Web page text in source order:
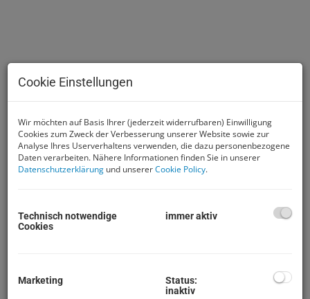
Diese helle und sehr freundliche Mietwohnung ist ab
Mai 2019 zu haben.
Abstellraum, Küche (möbliert), Loggia und einem
Cookie Einstellungen
Wir möchten auf Basis Ihrer (jederzeit widerrufbaren) Einwilligung
Cookies zum Zweck der Verbesserung unserer Website sowie zur
Analyse Ihres Userverhaltens verwenden, die dazu personenbezogene
Daten verarbeiten. Nähere Informationen finden Sie in unserer
Datenschutzerklärung und unsererCookie Policy.
Technisch notwendige
Cookies
immer aktiv
Marketing
Status:
inaktiv